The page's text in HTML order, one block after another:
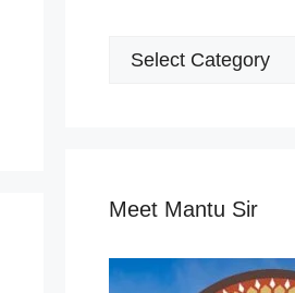
Popular
Meet Mantu Sir